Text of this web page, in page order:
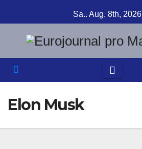
Inhalt
springen
Sa.. Aug. 8th, 2026
Elon Musk